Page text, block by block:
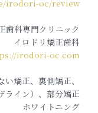
irodori-oc/review
歯科専門クリニック
イロドリ矯正歯科
irodori-oc.com
矯正、裏側矯正、
ライン）、部分矯正
ホワイトニング